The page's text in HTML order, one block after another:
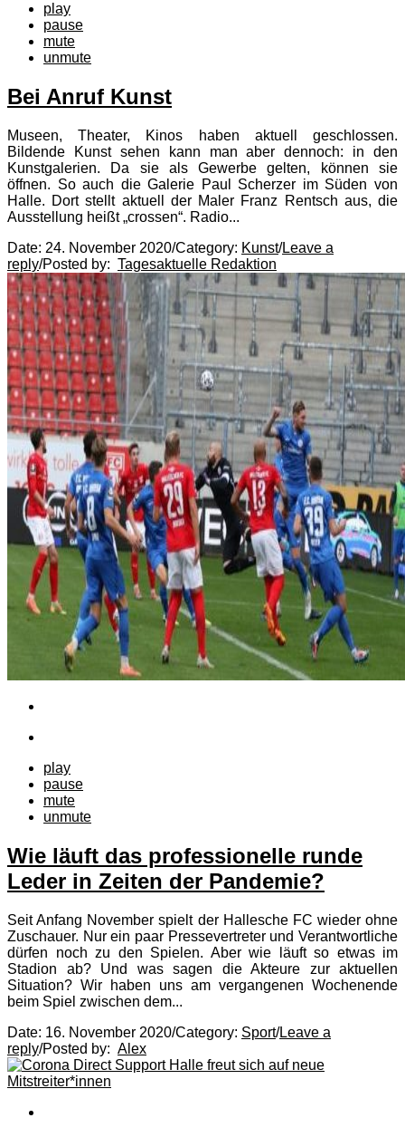
play
pause
mute
unmute
Bei Anruf Kunst
Museen, Theater, Kinos haben aktuell geschlossen.
Bildende Kunst sehen kann man aber dennoch: in den
Kunstgalerien. Da sie als Gewerbe gelten, können sie
öffnen. So auch die Galerie Paul Scherzer im Süden von
Halle. Dort stellt aktuell der Maler Franz Rentsch aus, die
Ausstellung heißt „crossen“. Radio...
Date: 24. November 2020/Category: Kunst/Leave a
reply/Posted by: Tagesaktuelle Redaktion
play
pause
mute
unmute
Wie läuft das professionelle runde
Leder in Zeiten der Pandemie?
Seit Anfang November spielt der Hallesche FC wieder ohne
Zuschauer. Nur ein paar Pressevertreter und Verantwortliche
dürfen noch zu den Spielen. Aber wie läuft so etwas im
Stadion ab? Und was sagen die Akteure zur aktuellen
Situation? Wir haben uns am vergangenen Wochenende
beim Spiel zwischen dem...
Date: 16. November 2020/Category: Sport/Leave a
reply/Posted by: Alex